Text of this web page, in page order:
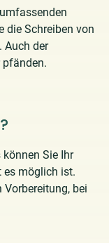
die Schreiben von
Auch der
Sie Ihr
es möglich ist.
bei